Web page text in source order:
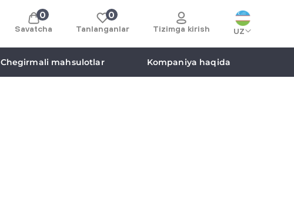
Savatcha
0 0
Tanlanganlar Tizimga kirish UZ
Chegirmali mahsulotlar Kompaniya haqida